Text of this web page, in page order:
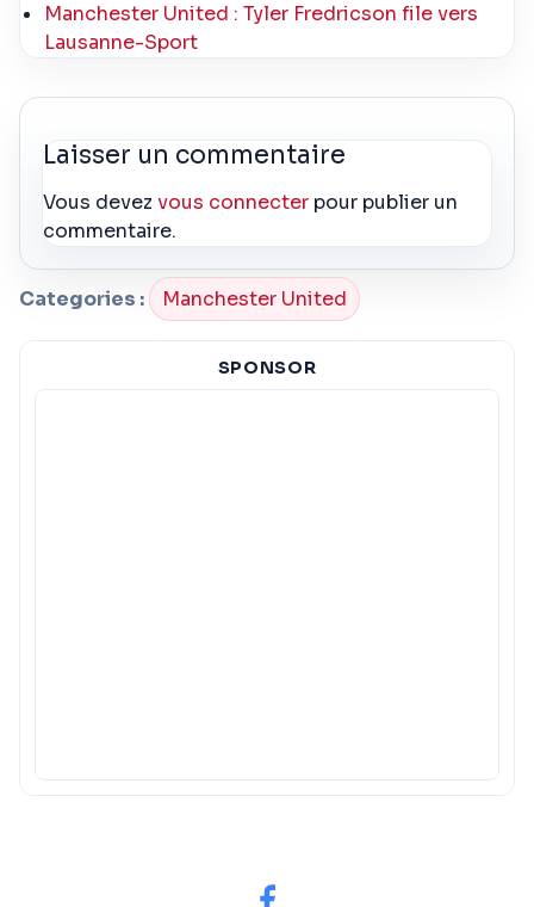
Manchester United : Tyler Fredricson file vers
Lausanne-Sport
Laisser un commentaire
Vous devezvous connecter pour publier un
commentaire.
Categories : Manchester United
SPONSOR